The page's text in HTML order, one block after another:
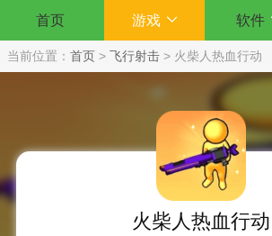
首页 游戏 软件
当前位置： 首页 > 飞行射击 > 火柴人热血行动
火柴人热血行动